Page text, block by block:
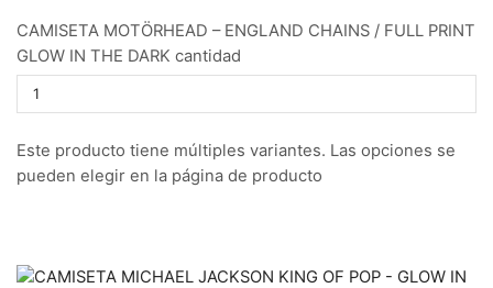
CAMISETA MOTÖRHEAD – ENGLAND CHAINS / FULL PRINT
GLOW IN THE DARK cantidad
Este producto tiene múltiples variantes. Las opciones se
pueden elegir en la página de producto